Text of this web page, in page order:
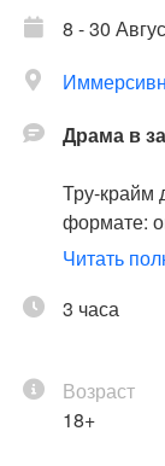
8 - 30
Драма в
Тру-крайм
формате:
открытыми
решить
Читать
3 часа
Возраст
18+